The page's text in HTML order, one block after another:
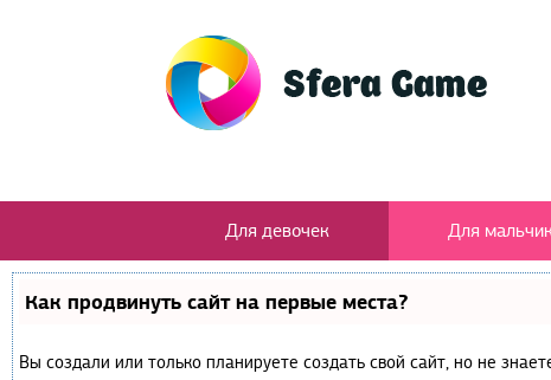
Для девочек Для
Как продвинуть сайт на первые места?
Вы создали или только планируете создать свой сайт, но не